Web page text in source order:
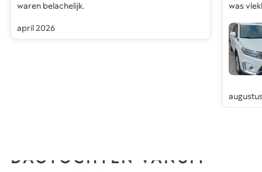
waren belachelijk.
april 2026
was
DAGTOCHTEN VANUIT